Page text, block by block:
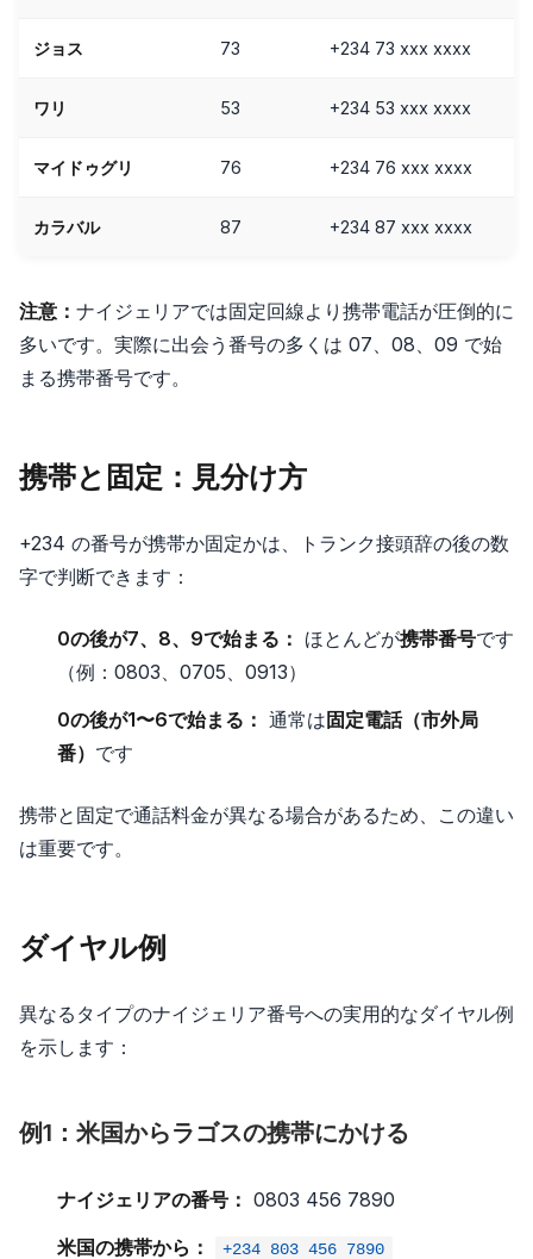
ジョス 73 +234 73 xxx xxxx
ワリ 53 +234 53 xxx xxxx
マイドゥグリ 76 +234 76 xxx xxxx
カラバル 87 +234 87 xxx xxxx
注意： ナイジェリアでは固定回線より携帯電話が圧倒的に
多いです。実際に出会う番号の多くは 07、08、09 で始
まる携帯番号です。
携帯と固定：見分け方
+234 の番号が携帯か固定かは、トランク接頭辞の後の数
字で判断できます：
0の後が7、8、9で始まる： ほとんどが携帯番号です
（例：0803、0705、0913）
0の後が1〜6で始まる： 通常は固定電話（市外局
番） です
携帯と固定で通話料金が異なる場合があるため、この違い
は重要です。
ダイヤル例
異なるタイプのナイジェリア番号への実用的なダイヤル例
を示します：
例1：米国からラゴスの携帯にかける
ナイジェリアの番号： 0803 456 7890
米国の携帯から：
+234 803 456 7890